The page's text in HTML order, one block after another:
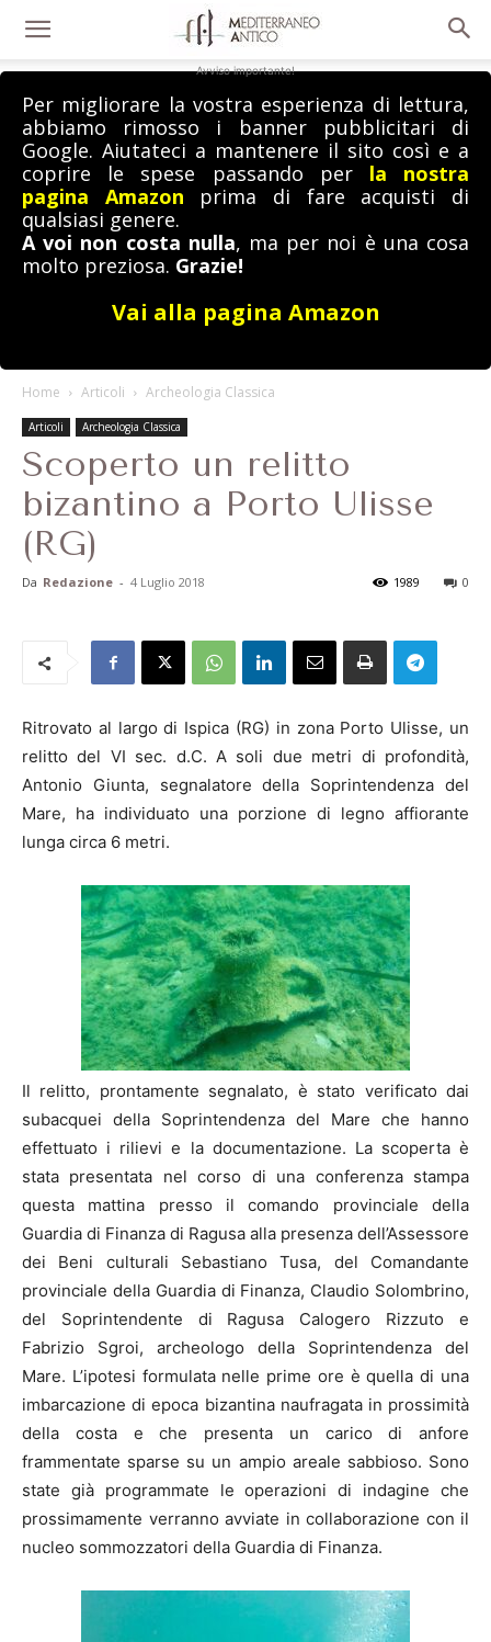
Avviso importante!
Per migliorare la vostra esperienza di lettura,
abbiamo rimosso i banner pubblicitari di
Google. Aiutateci a mantenere il sito così e a
coprire le spese passando per la nostra
pagina Amazon prima di fare acquisti di
qualsiasi genere.
A voi non costa nulla, ma per noi è una cosa
molto preziosa. Grazie!
Vai alla pagina Amazon
Home Articoli Archeologia Classica
Articoli Archeologia Classica
Scoperto un relitto
bizantino a Porto Ulisse
(RG)
Da Redazione - 4 Luglio 2018 0
1989
Ritrovato al largo di Ispica (RG) in zona Porto Ulisse, un
relitto del VI sec. d.C. A soli due metri di profondità,
Antonio Giunta, segnalatore della Soprintendenza del
Mare, ha individuato una porzione di legno affiorante
lunga circa 6 metri.
Il relitto, prontamente segnalato, è stato verificato dai
subacquei della Soprintendenza del Mare che hanno
effettuato i rilievi e la documentazione. La scoperta è
stata presentata nel corso di una conferenza stampa
questa mattina presso il comando provinciale della
Guardia di Finanza di Ragusa alla presenza dell’Assessore
dei Beni culturali Sebastiano Tusa, del Comandante
provinciale della Guardia di Finanza, Claudio Solombrino,
del Soprintendente di Ragusa Calogero Rizzuto e
Fabrizio Sgroi, archeologo della Soprintendenza del
Mare. L’ipotesi formulata nelle prime ore è quella di una
imbarcazione di epoca bizantina naufragata in prossimità
della costa e che presenta un carico di anfore
frammentate sparse su un ampio areale sabbioso. Sono
state già programmate le operazioni di indagine che
prossimamente verranno avviate in collaborazione con il
nucleo sommozzatori della Guardia di Finanza.